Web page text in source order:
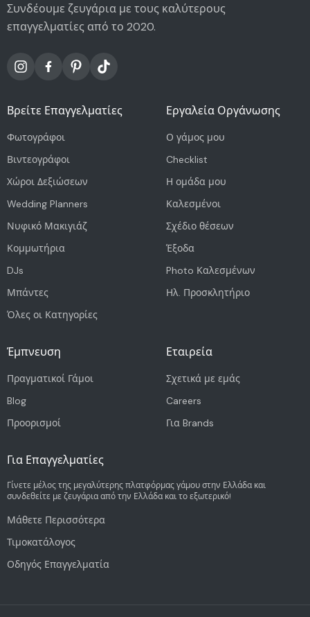
Συνδέουμε ζευγάρια με τους καλύτερους
επαγγελματίες από το 2020.
Βρείτε Επαγγελματίες
Φωτογράφοι
Βιντεογράφοι
Χώροι Δεξιώσεων
Wedding Planners
Νυφικό Μακιγιάζ
Κομμωτήρια
DJs
Μπάντες
Όλες οι Κατηγορίες
Εργαλεία Οργάνωσης
Ο γάμος μου
Checklist
Η ομάδα μου
Καλεσμένοι
Σχέδιο θέσεων
Έξοδα
Photo Καλεσμένων
Ηλ. Προσκλητήριο
Έμπνευση
Πραγματικοί Γάμοι
Blog
Προορισμοί
Εταιρεία
Σχετικά με εμάς
Careers
Για Brands
Για Επαγγελματίες
Γίνετε μέλος της μεγαλύτερης πλατφόρμας γάμου στην Ελλάδα και
συνδεθείτε με ζευγάρια από την Ελλάδα και το εξωτερικό!
Μάθετε Περισσότερα
Τιμοκατάλογος
Οδηγός Επαγγελματία